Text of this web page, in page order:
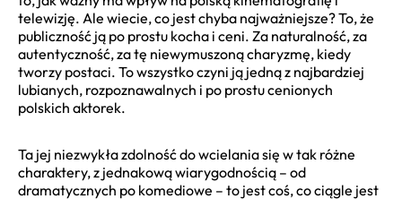
telewizję. Ale wiecie, co jest chyba najważniejsze? To, że
publiczność ją po prostu kocha i ceni. Za naturalność, za
autentyczność, za tę niewymuszoną charyzmę, kiedy
tworzy postaci. To wszystko czyni ją jedną z najbardziej
lubianych, rozpoznawalnych i po prostu cenionych
polskich aktorek.
Ta jej niezwykła zdolność do wcielania się w tak różne
charaktery, z jednakową wiarygodnością – od
dramatycznych po komediowe – to jest coś, co ciągle jest